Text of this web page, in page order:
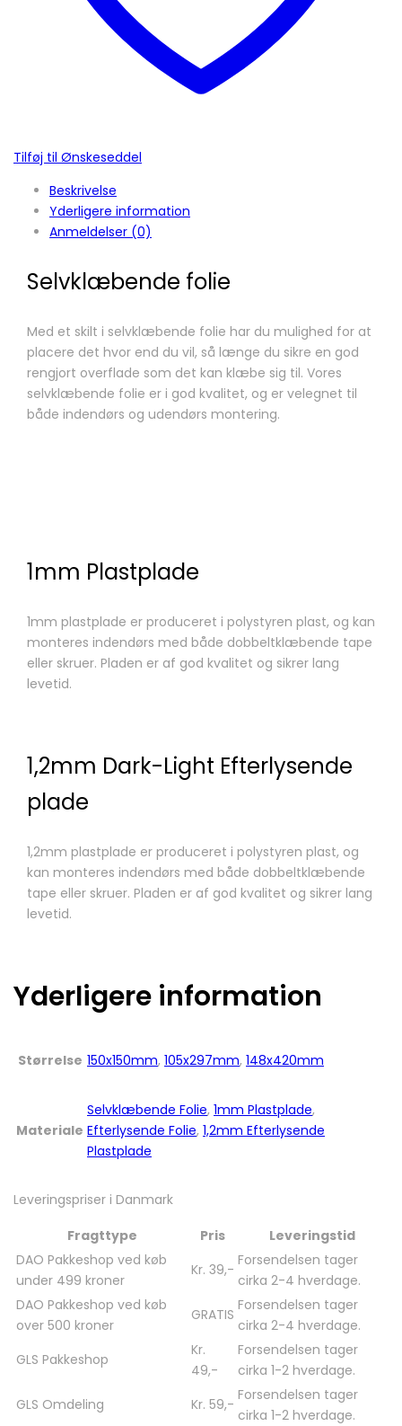
Tilføj til Ønskeseddel
Beskrivelse
Yderligere information
Anmeldelser (0)
Selvklæbende folie
Med et skilt i selvklæbende folie har du mulighed for at
placere det hvor end du vil, så længe du sikre en god
rengjort overflade som det kan klæbe sig til. Vores
selvklæbende folie er i god kvalitet, og er velegnet til
både indendørs og udendørs montering.
1mm Plastplade
1mm plastplade er produceret i polystyren plast, og kan
monteres indendørs med både dobbeltklæbende tape
eller skruer. Pladen er af god kvalitet og sikrer lang
levetid.
1,2mm Dark-Light Efterlysende
plade
1,2mm plastplade er produceret i polystyren plast, og
kan monteres indendørs med både dobbeltklæbende
tape eller skruer. Pladen er af god kvalitet og sikrer lang
levetid.
Yderligere information
Størrelse 150x150mm, 105x297mm, 148x420mm
Materiale
Selvklæbende Folie, 1mm Plastplade,
Efterlysende Folie, 1,2mm Efterlysende
Plastplade
Leveringspriser i Danmark
Fragttype
Pris
Leveringstid
DAO Pakkeshop ved køb
under 499 kroner
Kr. 39,-
Forsendelsen tager
cirka 2-4 hverdage.
DAO Pakkeshop ved køb
over 500 kroner
GRATIS
Forsendelsen tager
cirka 2-4 hverdage.
GLS Pakkeshop
Kr.
49,-
Forsendelsen tager
cirka 1-2 hverdage.
GLS Omdeling
Kr. 59,-
Forsendelsen tager
cirka 1-2 hverdage.